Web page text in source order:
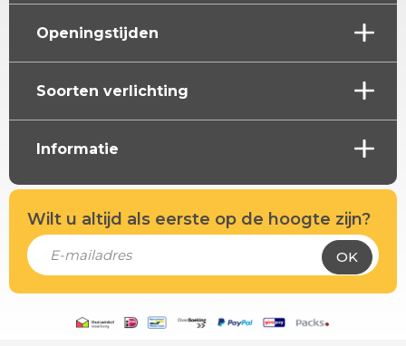
Openingstijden
Soorten verlichting
Informatie
Wilt u altijd als eerste op de hoogte zijn?
OK